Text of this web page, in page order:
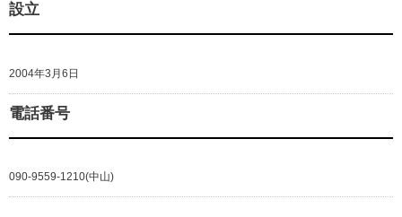
設立
2004年3月6日
電話番号
090-9559-1210(中山)